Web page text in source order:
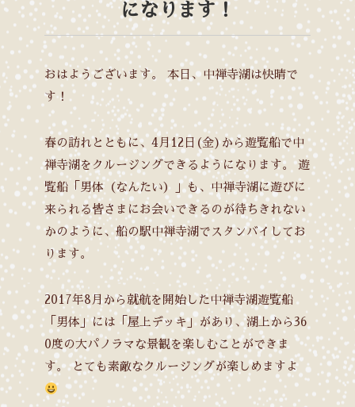
になります！
おはようございます。
本日、中禅寺湖は快晴で
す！
春の訪れとともに、4月12日(金)から遊覧船で中
禅寺湖をクルージングできるようになります。 遊
覧船「男体（なんたい）」も、中禅寺湖に遊びに
来られる皆さまにお会いできるのが待ちきれない
かのように、船の駅中禅寺湖でスタンバイしてお
ります。
2017年8月から就航を開始した中禅寺湖遊覧船
「男体」には「屋上デッキ」があり、湖上から36
0度の大パノラマな景観を楽しむことができま
す。 とても素敵なクルージングが楽しめますよ